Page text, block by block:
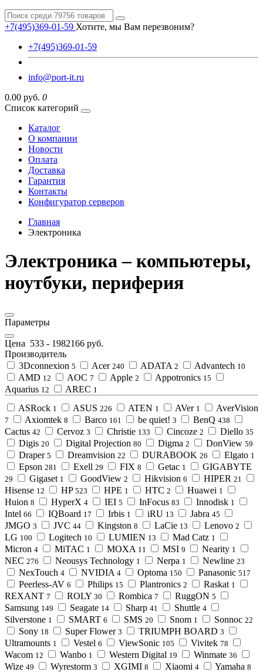
+7(495)369-01-59 Хотите, мы Вам перезвоним?
+7(495)369-01-59
info@port-it.ru
0.00 руб. 0
Список категорий
Каталог
О компании
Новости
Оплата
Доставка
Гарантия
Контакты
Конфигуратор серверов
Главная
Электроника
Электроника – компьютеры,
ноутбуки, периферия
Параметры
Цена 533 - 1982166 руб.
Производитель
3Dconnexion 5 Acer 240 ADATA 2 Advantech 10
AMD 12 AOC 7 Apple 2 Appotronics 15
Aquarius 12 AREC 1
ASRock 1 ASUS 226 ATEN 1 AVer 1 AverVision
7 Axiomtek 8 Barco 161 be quiet! 3 BenQ 438
Cactus 42 Cervoz 3 Christie 133 Cincoze 2 Diello 35
Digis 20 Digital Projection 80 Digma 2 DonView 59
Draper 5 Dreamvision 22 DURABOOK 26 Elgato 1
Epson 281 Exell 29 FIX 8 Getac 1 GIGABYTE
29 Gigaset 1 GoodView 2 Hikvision 6 HIPER 21
Hisense 12 HP 523 HPE 1 HTC 2 Huawei 1
Huion 8 HyperX 4 IEI 5 InFocus 83 Innodisk 1
Intel 66 IQBoard 17 Irbis 1 iRU 13 Jabra 45
JMGO 3 JVC 44 Kingston 8 LaCie 13 Lenovo 2
LG 100 Logitech 10 LUMIEN 13 Mad Catz 1
Micron 4 MiTAC 1 MOXA 11 MSI 9 Nearity 1
NEC 276 Neousys Technology 1 Nerpa 1 Newline 23
NexTouch 4 NVIDIA 4 Optoma 150 Panasonic 517
Peerless-AV 6 Philips 15 Plantronics 2 Raskat 1
REXANT 7 ROLY 30 Rombica 7 RuggON 5
Samsung 149 Seagate 14 Sharp 41 Shuttle 4
Silverstone 1 SMART 6 SMS 20 Snom 1 Sonnoc 22
Sony 18 Super Flower 3 TRIUMPH BOARD 3
Ultramounts 1 Vestel 6 ViewSonic 105 Vivitek 78
Wacom 12 Wanbo 1 Western Digital 19 Winmate 36
Wize 49 Wyrestorm 3 XGIMI 8 Xiaomi 4 Yamaha 8